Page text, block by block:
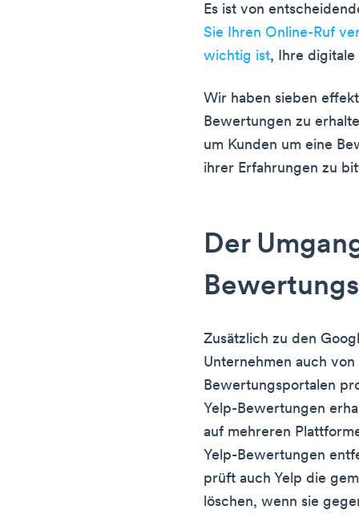
Es ist von
Sie Ihren Online-Ruf
wichtig ist, Ihre
Wir haben sieben
Bewertungen zu
um Kunden um eine
ihrer Erfahrungen zu
Der
Zusätzlich zu den
Unternehmen auch
Bewertungsportalen
Yelp-Bewertungen
auf mehreren
Yelp-Bewertungen
prüft auch Yelp die
löschen, wenn sie